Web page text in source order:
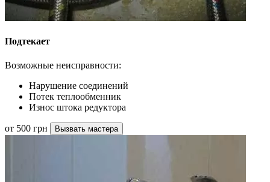
Подтекает
Возможные неисправности:
Нарушение соединений
Потек теплообменник
Износ штока редуктора
от 500 грн Вызвать мастера